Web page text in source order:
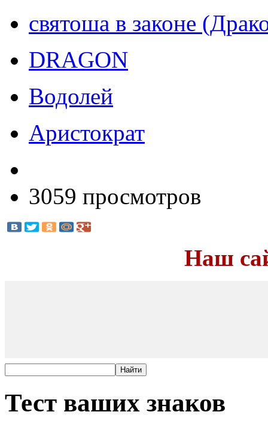
святоша в законе
DRAGON
Водолей
Аристократ
3059 просмотров
Наш
Тест ваших знаков